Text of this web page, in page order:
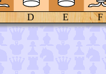
D E F